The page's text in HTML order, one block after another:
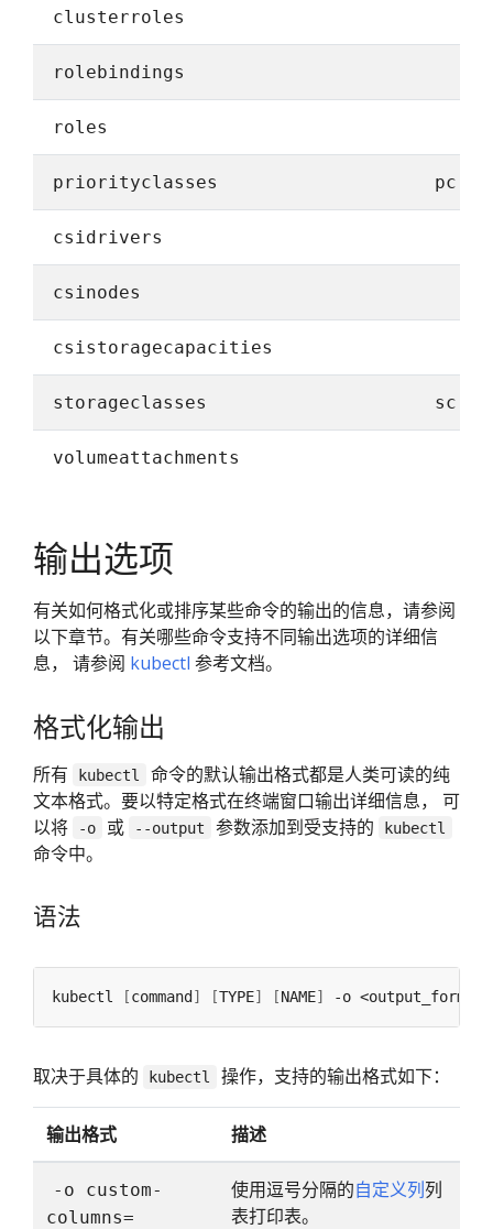
clusterroles
rolebindings
roles
priorityclasses pc
csidrivers
csinodes
csistoragecapacities
storageclasses sc
volumeattachments
输出选项
有关如何格式化或排序某些命令的输出的信息，请参阅
以下章节。有关哪些命令支持不同输出选项的详细信
息， 请参阅 kubectl 参考文档。
格式化输出
所有 kubectl
命令的默认输出格式都是人类可读的纯
文本格式。要以特定格式在终端窗口输出详细信息， 可
以将
-o 或 --output 参数添加到受支持的 kubectl
命令中。
语法
kubectl [command ] [TYPE] [NAME]
取决于具体的 kubectl 操作，支持的输出格式如下：
输出格式 描述
-o custom-
columns=
使用逗号分隔的自定义列列
表打印表。